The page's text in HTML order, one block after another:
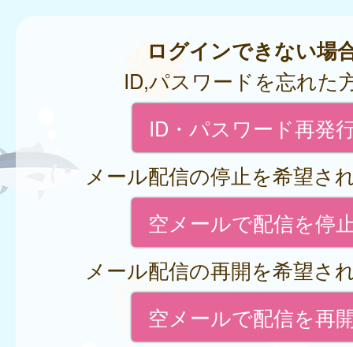
ログインできない場
ID,パスワードを忘れた
ID・パスワード再発
メール配信の停止を希望さ
空メールで配信を停
メール配信の再開を希望さ
空メールで配信を再